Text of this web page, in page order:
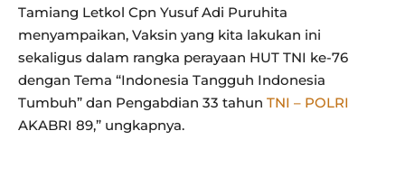
Tamiang Letkol Cpn Yusuf Adi Puruhita
menyampaikan, Vaksin yang kita lakukan ini
sekaligus dalam rangka perayaan HUT TNI ke-76
dengan Tema “Indonesia Tangguh Indonesia
Tumbuh” dan Pengabdian 33 tahun TNI – POLRI
AKABRI 89,” ungkapnya.